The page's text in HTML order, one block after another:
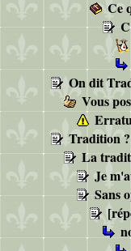
Ce
On dit
Vous
Tradition ?
La
Je
Sans